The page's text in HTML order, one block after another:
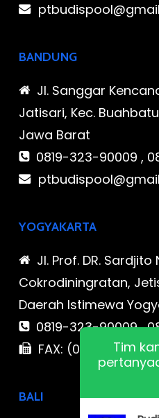
BANDUNG
Jl. Sanggar
Jatisari, Kec.
Jawa Barat
0819-323-90009 ,
YOGYAKARTA
Jl. Prof. DR. Sardjito
Cokrodiningratan,
Daerah Istimewa
0819-323-90009 ,
FAX: (021) 780 7511
BALI
Tim